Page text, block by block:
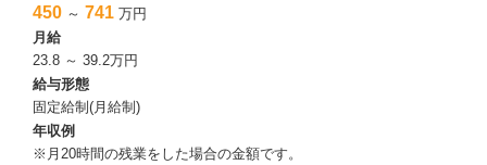
450 ～ 741 万円
月給
23.8 ～ 39.2万円
給与形態
固定給制(月給制)
年収例
※月20時間の残業をした場合の金額です。